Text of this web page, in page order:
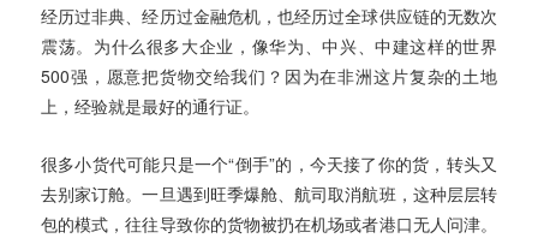
经历过非典、经历过金融危机，也经历过全球供应链的无数次
震荡。为什么很多大企业，像华为、中兴、中建这样的世界
500强，愿意把货物交给我们？因为在非洲这片复杂的土地
上，经验就是最好的通行证。
很多小货代可能只是一个“倒手”的，今天接了你的货，转头又
去别家订舱。一旦遇到旺季爆舱、航司取消航班，这种层层转
包的模式，往往导致你的货物被扔在机场或者港口无人问津。